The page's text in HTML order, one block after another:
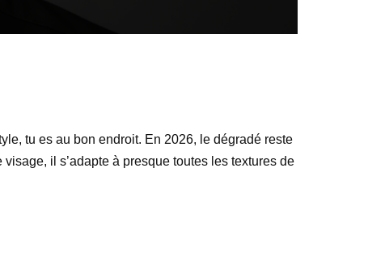
tu es au bon endroit. En 2026, le dégradé reste
il s’adapte à presque toutes les textures de